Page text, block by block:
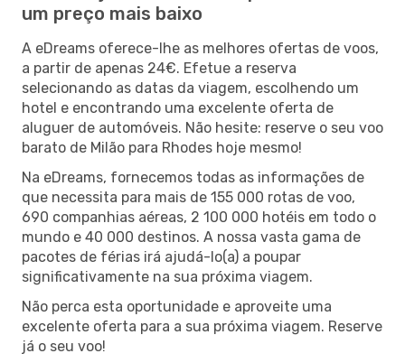
um preço mais baixo
A eDreams oferece-lhe as melhores ofertas de voos,
a partir de apenas 24€. Efetue a reserva
selecionando as datas da viagem, escolhendo um
hotel e encontrando uma excelente oferta de
aluguer de automóveis. Não hesite: reserve o seu voo
barato de Milão para Rhodes hoje mesmo!
Na eDreams, fornecemos todas as informações de
que necessita para mais de 155 000 rotas de voo,
690 companhias aéreas, 2 100 000 hotéis em todo o
mundo e 40 000 destinos. A nossa vasta gama de
pacotes de férias irá ajudá-lo(a) a poupar
significativamente na sua próxima viagem.
Não perca esta oportunidade e aproveite uma
excelente oferta para a sua próxima viagem. Reserve
já o seu voo!